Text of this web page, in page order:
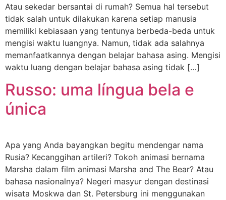
Atau sekedar bersantai di rumah? Semua hal tersebut
tidak salah untuk dilakukan karena setiap manusia
memiliki kebiasaan yang tentunya berbeda-beda untuk
mengisi waktu luangnya. Namun, tidak ada salahnya
memanfaatkannya dengan belajar bahasa asing. Mengisi
waktu luang dengan belajar bahasa asing tidak […]
Russo: uma língua bela e
única
Apa yang Anda bayangkan begitu mendengar nama
Rusia? Kecanggihan artileri? Tokoh animasi bernama
Marsha dalam film animasi Marsha and The Bear? Atau
bahasa nasionalnya? Negeri masyur dengan destinasi
wisata Moskwa dan St. Petersburg ini menggunakan